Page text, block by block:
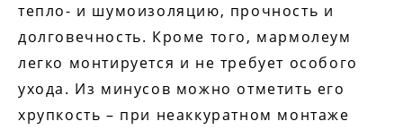
тепло- и шумоизоляцию, прочность и
долговечность. Кроме того, мармолеум
легко монтируется и не требует особого
ухода. Из минусов можно отметить его
хрупкость – при неаккуратном монтаже